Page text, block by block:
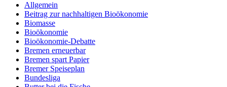
Allgemein
Beitrag zur nachhaltigen Bioökonomie
Biomasse
Bioökonomie
Bioökonomie-Debatte
Bremen erneuerbar
Bremen spart Papier
Bremer Speiseplan
Bundesliga